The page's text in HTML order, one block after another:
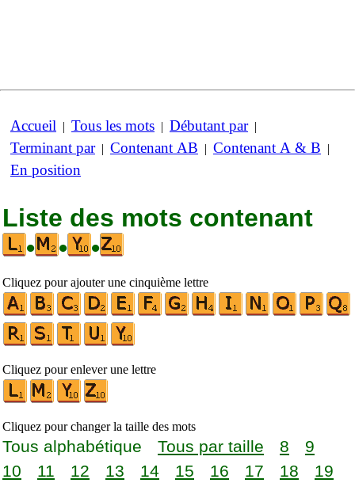
Accueil | Tous les mots | Débutant par|
Terminant par| Contenant AB | Contenant A & B |
En position
Liste des mots contenant
•
• •
Cliquez pour ajouter une cinquième lettre
Cliquez pour enlever une lettre
Cliquez pour changer la taille des mots
Tous alphabétique Tous par taille 8
9
10
11 12 13 14 15 16 17 18 19